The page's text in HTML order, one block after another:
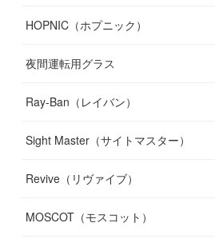
HOPNIC（ホプニック）
夜間運転用グラス
Ray-Ban（レイバン）
Sight Master（サイトマスター）
Revive（リヴァイブ）
MOSCOT（モスコット）